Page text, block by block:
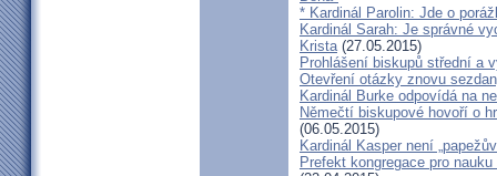
* Kardinál Parolin: Jde o
Kardinál Sarah: Je správné
Krista(27.05.2015)
Prohlášení biskupů střední a
Otevření otázky znovu
Kardinál Burke odpovídá na
Němečtí biskupové hovoří o
(06.05.2015)
Kardinál Kasper není
Prefekt kongregace pro